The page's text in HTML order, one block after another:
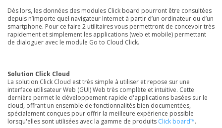
Dès lors, les données des modules Click board pourront être consultées
depuis n’importe quel navigateur Internet à partir d’un ordinateur ou d’un
smartphone. Pour ce faire 2 utilitaires vous permettront de concevoir très
rapidement et simplement les applications (web et mobile) permettant
de dialoguer avec le module Go to Cloud Click.
Solution Click Cloud
La solution Click Cloud est très simple à utiliser et repose sur une
interface utilisateur Web (GUI) Web très complète et intuitive. Cette
dernière permet le développement rapide d'applications basées sur le
cloud, offrant un ensemble de fonctionnalités bien documentées,
spécialement conçues pour offrir la meilleure expérience possible
lorsqu'elles sont utilisées avec la gamme de produits Click board™.